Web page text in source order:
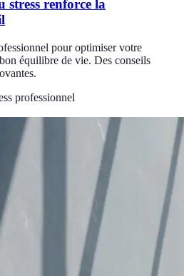
stress renforce la
pour optimiser votre
équilibre de vie. Des conseils
professionnel